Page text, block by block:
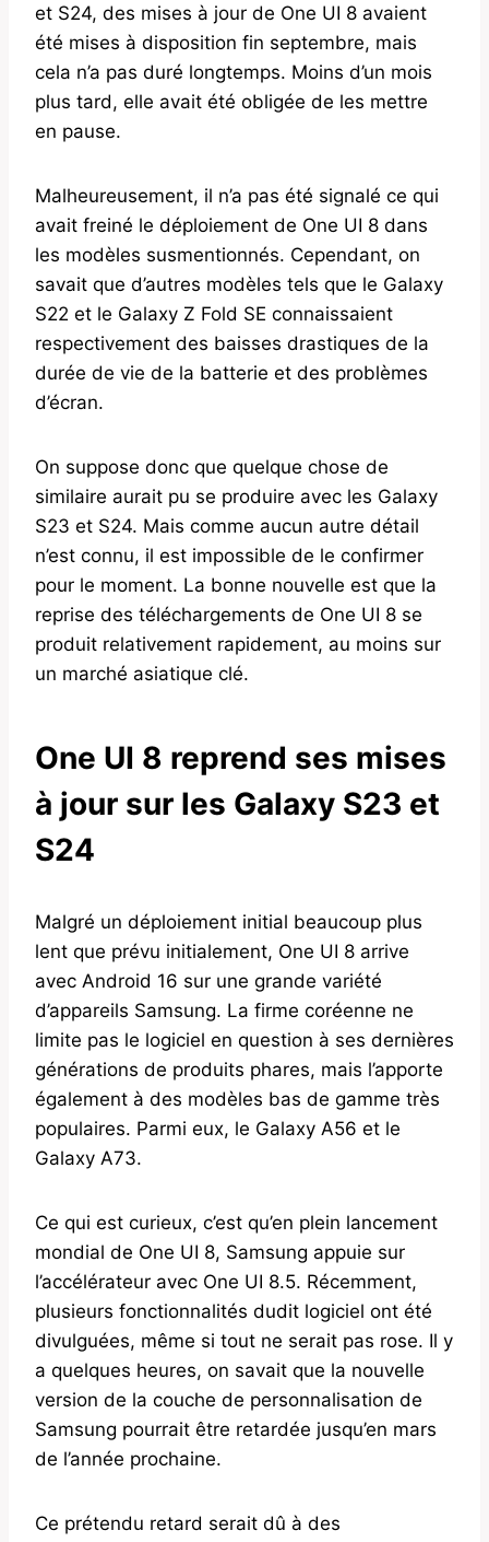
et S24, des mises à jour de One UI 8 avaient
été mises à disposition fin septembre, mais
cela n’a pas duré longtemps. Moins d’un mois
plus tard, elle avait été obligée de les mettre
en pause.
Malheureusement, il n’a pas été signalé ce qui
avait freiné le déploiement de One UI 8 dans
les modèles susmentionnés. Cependant, on
savait que d’autres modèles tels que le Galaxy
S22 et le Galaxy Z Fold SE connaissaient
respectivement des baisses drastiques de la
durée de vie de la batterie et des problèmes
d’écran.
On suppose donc que quelque chose de
similaire aurait pu se produire avec les Galaxy
S23 et S24. Mais comme aucun autre détail
n’est connu, il est impossible de le confirmer
pour le moment. La bonne nouvelle est que la
reprise des téléchargements de One UI 8 se
produit relativement rapidement, au moins sur
un marché asiatique clé.
One UI 8 reprend ses mises
à jour sur les Galaxy S23 et
S24
Malgré un déploiement initial beaucoup plus
lent que prévu initialement, One UI 8 arrive
avec Android 16 sur une grande variété
d’appareils Samsung. La firme coréenne ne
limite pas le logiciel en question à ses dernières
générations de produits phares, mais l’apporte
également à des modèles bas de gamme très
populaires. Parmi eux, le Galaxy A56 et le
Galaxy A73.
Ce qui est curieux, c’est qu’en plein lancement
mondial de One UI 8, Samsung appuie sur
l’accélérateur avec One UI 8.5. Récemment,
plusieurs fonctionnalités dudit logiciel ont été
divulguées, même si tout ne serait pas rose. Il y
a quelques heures, on savait que la nouvelle
version de la couche de personnalisation de
Samsung pourrait être retardée jusqu’en mars
de l’année prochaine.
Ce prétendu retard serait dû à des